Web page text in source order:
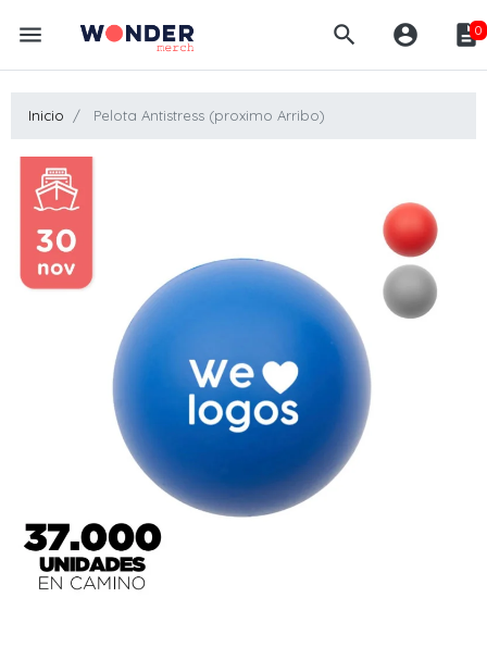
menu search account_circle description0
Inicio Pelota Antistress (proximo Arribo)